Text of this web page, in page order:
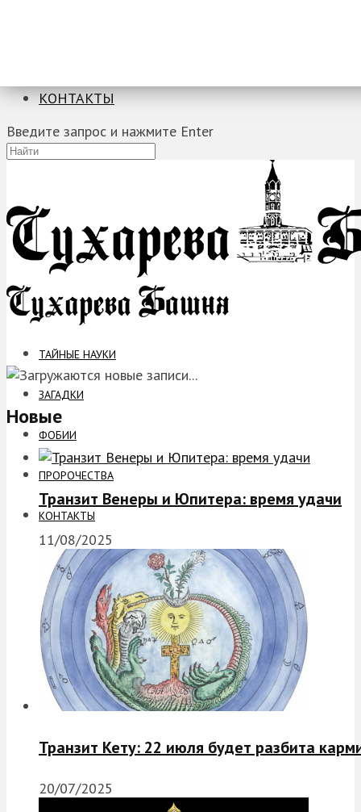
КОНТАКТЫ
Введите запрос и нажмите Enter
ТАЙНЫЕ НАУКИ
ЗАГАДКИ
ФОБИИ
ПРОРОЧЕСТВА
КОНТАКТЫ
Новые
Транзит Венеры и Юпитера: время удачи
11/08/2025
Транзит Кету: 22 июля будет разбита
20/07/2025